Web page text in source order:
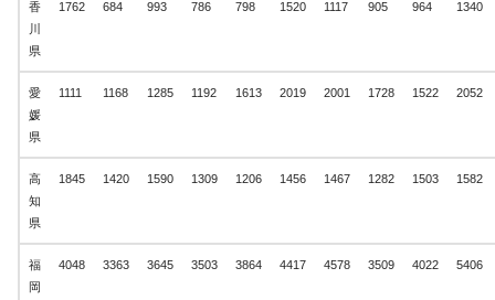
香
川
県
1762 684 993 786 798 1520 1117 905 964 1340
愛
媛
県
1111 1168 1285 1192 1613 2019 2001 1728 1522 2052
高
知
県
1845 1420 1590 1309 1206 1456 1467 1282 1503 1582
福
岡
4048 3363 3645 3503 3864 4417 4578 3509 4022 5406